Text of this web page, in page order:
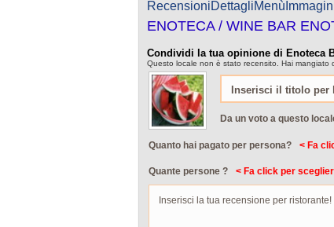
RecensioniDettagliMenù
ENOTECA / WINE BAR
Condividi la tua opinione di Enoteca
Questo locale non è stato recensito. Hai mangiato
Da un voto a questo
Quanto hai pagato per persona? < Fa
Quante persone ? < Fa click per